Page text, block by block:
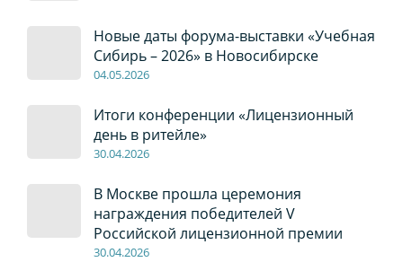
Новые даты форума-выставки «Учебная
Сибирь – 2026» в Новосибирске
04.05.2026
Итоги конференции «Лицензионный
день в ритейле»
30.04.2026
В Москве прошла церемония
награждения победителей V
Российской лицензионной премии
30.04.2026